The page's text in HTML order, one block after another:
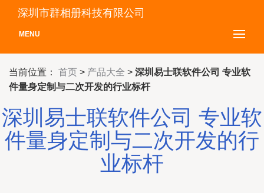
深圳市群相册科技有限公司
MENU
当前位置： 首页 > 产品大全 > 深圳易士联软件公司 专业软
件量身定制与二次开发的行业标杆
深圳易士联软件公司 专业软
件量身定制与二次开发的行
业标杆